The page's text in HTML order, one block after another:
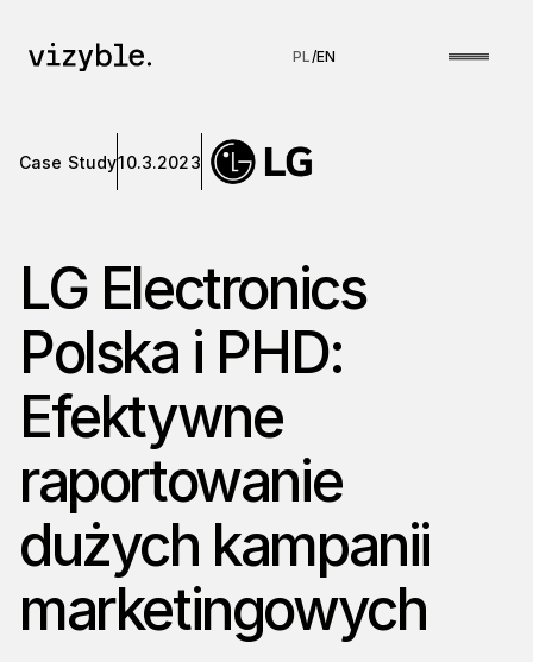
PL/EN
Case Study10.3.2023
LG Electronics
Polska i PHD:
Efektywne
raportowanie
dużych kampanii
marketingowych